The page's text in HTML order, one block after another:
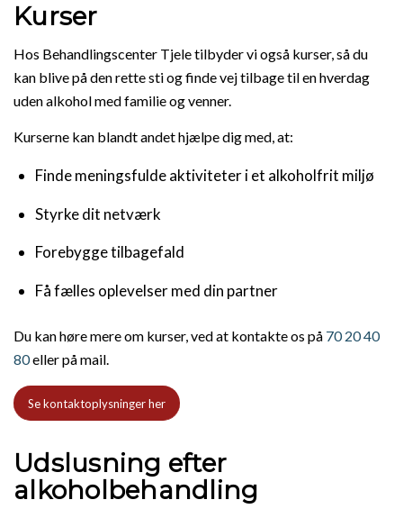
Kurser
Hos Behandlingscenter Tjele tilbyder vi også kurser, så du
kan blive på den rette sti og finde vej tilbage til en hverdag
uden alkohol med familie og venner.
Kurserne kan blandt andet hjælpe dig med, at:
Finde meningsfulde aktiviteter i et alkoholfrit miljø
Styrke dit netværk
Forebygge tilbagefald
Få fælles oplevelser med din partner
Du kan høre mere om kurser, ved at kontakte os på 70 20 40
80eller på mail.
Se kontaktoplysninger her
Udslusning efter
alkoholbehandling